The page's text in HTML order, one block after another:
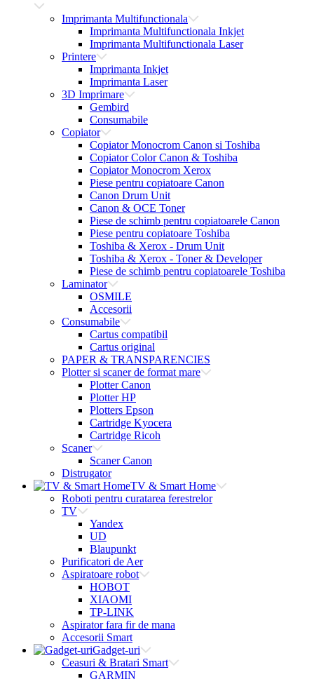
Imprimanta Multifunctionala
Imprimanta Multifunctionala Inkjet
Imprimanta Multifunctionala Laser
Printere
Imprimanta Inkjet
Imprimanta Laser
3D Imprimare
Gembird
Consumabile
Copiator
Copiator Monocrom Canon si Toshiba
Copiator Color Canon & Toshiba
Copiator Monocrom Xerox
Piese pentru copiatoare Canon
Canon Drum Unit
Canon & OCE Toner
Piese de schimb pentru copiatoarele Canon
Piese pentru copiatoare Toshiba
Toshiba & Xerox - Drum Unit
Toshiba & Xerox - Toner & Developer
Piese de schimb pentru copiatoarele Toshiba
Laminator
OSMILE
Accesorii
Consumabile
Cartus compatibil
Cartus original
PAPER & TRANSPARENCIES
Plotter si scaner de format mare
Plotter Canon
Plotter HP
Plotters Epson
Cartridge Kyocera
Cartridge Ricoh
Scaner
Scaner Canon
Distrugator
TV & Smart Home
Roboti pentru curatarea ferestrelor
TV
Yandex
UD
Blaupunkt
Purificatori de Aer
Aspiratoare robot
HOBOT
XIAOMI
TP-LINK
Aspirator fara fir de mana
Accesorii Smart
Gadget-uri
Ceasuri & Bratari Smart
GARMIN